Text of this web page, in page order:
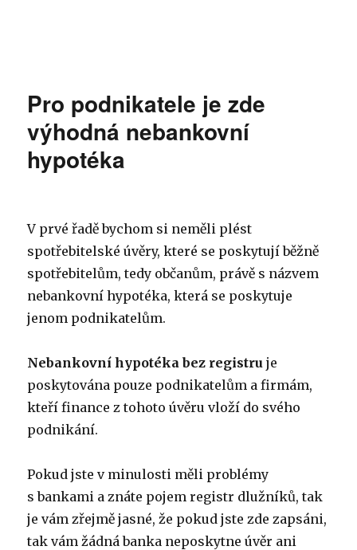
Pro podnikatele je zde
výhodná nebankovní
hypotéka
V prvé řadě bychom si neměli plést
spotřebitelské úvěry, které se poskytují běžně
spotřebitelům, tedy občanům, právě s názvem
nebankovní hypotéka, která se poskytuje
jenom podnikatelům.
Nebankovní hypotéka bez registruje
poskytována pouze podnikatelům a firmám,
kteří finance z tohoto úvěru vloží do svého
podnikání.
Pokud jste v minulosti měli problémy
s bankami a znáte pojem registr dlužníků, tak
je vám zřejmě jasné, že pokud jste zde zapsáni,
tak vám žádná banka neposkytne úvěr ani